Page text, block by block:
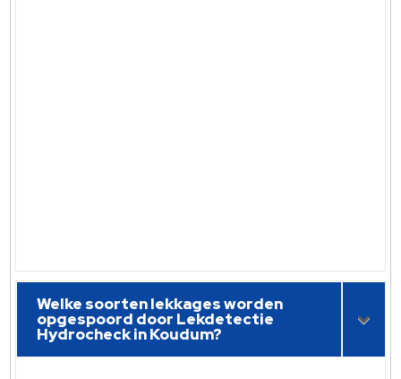
Welke soorten lekkages worden
opgespoord door Lekdetectie
Hydrocheck in Koudum?